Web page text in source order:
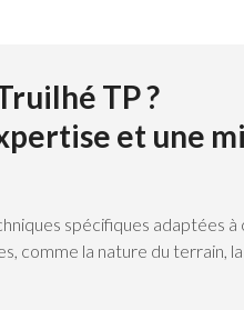
TP ?
et une
spécifiques adaptées
comme la nature du terrain,